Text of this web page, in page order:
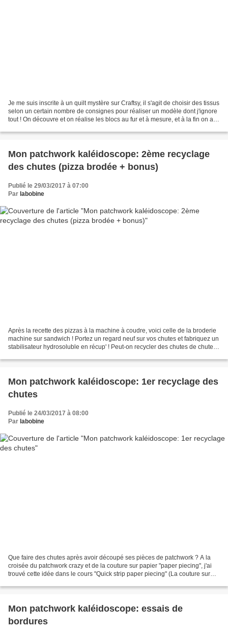
Je me suis inscrite à un quilt mystère sur Craftsy, il s'agit de choisir des tissus
selon un certain nombre de consignes pour réaliser un modèle dont j'ignore
tout ! On découvre et on réalise les blocs au fur et à mesure, et à la fin on a la
Mon patchwork kaléidoscope: 2ème recyclage
des chutes (pizza brodée + bonus)
Publié le 29/03/2017 à 07:00
Par labobine
Après la recette des pizzas à la machine à coudre, voici celle de la broderie
machine sur sandwich ! Portez un regard neuf sur vos chutes et fabriquez un
stabilisateur hydrosoluble en récup' ! Peut-on recycler des chutes de chutes
Mon patchwork kaléidoscope: 1er recyclage des
chutes
Publié le 24/03/2017 à 08:00
Par labobine
Que faire des chutes après avoir découpé ses pièces de patchwork ? A la
croisée du patchwork crazy et de la couture sur papier "paper piecing", j'ai
trouvé cette idée dans le cours "Quick strip paper piecing" (La couture sur
Mon patchwork kaléidoscope: essais de
bordures